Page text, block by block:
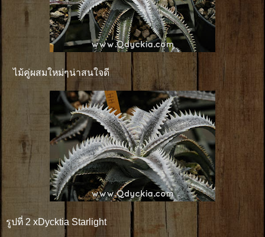
ไม้คู่ผสมใหม่ๆน่าสนใจดี
รูปที่ 2 xDycktia Starlight